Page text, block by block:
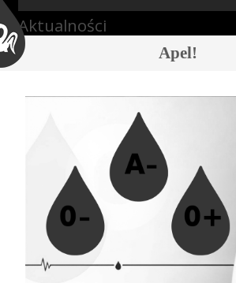
Apel!
Aktualności
08.08.2026 » Z głębokim żalem zawiadamiamy
07.08.2026 » Akcja krwiodawstwa w
07.08.2026 » Harmonogram akcji
07.08.2026 » Akcja krwiodawstwa w Jelczu
06.08.2026 » Akcja krwiodawstwa w
06.08.2026 » Akcja krwiodawstwa Magnolia